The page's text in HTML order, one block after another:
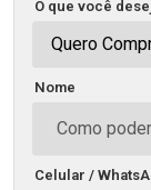
O que você
Quero
Nome
Celular /